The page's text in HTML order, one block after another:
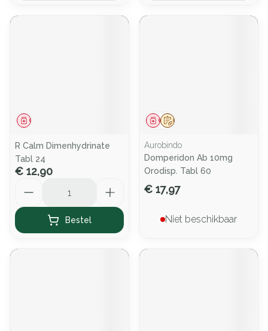
Geneesmiddel
R Calm Dimenhydrinate
Tabl 24
€ 12,90
Bestel
Op voorschrift
Geneesmiddel
Aurobindo
Domperidon Ab 10mg
Orodisp. Tabl 60
€ 17,97
Niet beschikbaar